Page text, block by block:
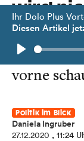
Ihr Dolo Plus
Diesen Artikel
Play
wird
Statt
vorne
Politik im Blick
Daniela Ingruber
27.12.2020 , 11:24